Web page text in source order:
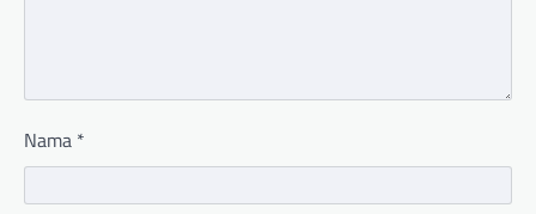
Nama *